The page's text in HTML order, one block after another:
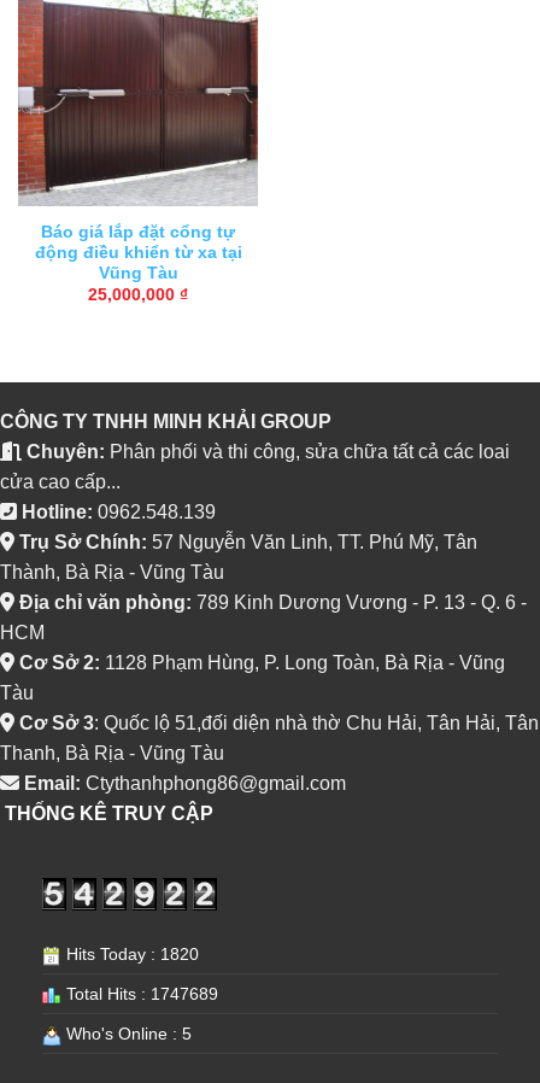
Báo giá lắp đặt cổng tự
động điều khiển từ xa tại
Vũng Tàu
25,000,000 ₫
CÔNG TY TNHH MINH KHẢI GROUP
Chuyên: Phân phối và thi công, sửa chữa tất cả các loai
cửa cao cấp...
Hotline: 0962.548.139
Trụ Sở Chính: 57 Nguyễn Văn Linh, TT. Phú Mỹ, Tân
Thành, Bà Rịa - Vũng Tàu
Địa chỉ văn phòng: 789 Kinh Dương Vương - P. 13 - Q. 6 -
HCM
Cơ Sở 2: 1128 Phạm Hùng, P. Long Toàn, Bà Rịa - Vũng
Tàu
Cơ Sở 3: Quốc lộ 51,đối diện nhà thờ Chu Hải, Tân Hải, Tân
Thanh, Bà Rịa - Vũng Tàu
Email: Ctythanhphong86@gmail.com
THỐNG KÊ TRUY CẬP
Hits Today : 1820
Total Hits : 1747689
Who's Online : 5